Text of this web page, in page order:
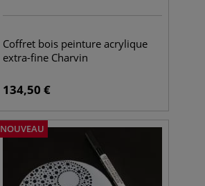
Coffret bois peinture acrylique
extra-fine Charvin
134,50 €
NOUVEAU